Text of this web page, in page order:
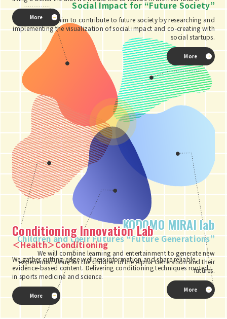
#杉上佐智枝 #松松亮吾 #汐留
#汐留サマースクール #浦野モモ #環境
#産業能率大学 #睡眠朗読 #神奈川宇宙サミット
#移動エンタメ #紙芝居文化の会 #絵本専門士
#絵本読み聞かせ #縦型ショートドラマ
#縦型動画 #虎ノ門 #虎ノ門ヒルズカフェ
#衛星データ #衛星画像 #読み寝かせ
#読み聞かせ #豊田紡織 #辻岡義堂
#集まれMy宇宙 #＃IMM #＃インパクト投資
#＃環境 #ＦＢＳ
More
ConditioningInnovation Lab
＜Health＞Conditioning
We gather cutting-edge wellness information and share reliable,
evidence-based content. Delivering conditioning techniques rooted
in sports medicine and science.
More
Social Impact for “Future Society”
We aim to contribute to future society by researching and
implementing the visualization of social impact and co-creating with
social startups.
More
KODOMO MIRAI lab
Children and their Futures “Future Generations”
We will combine learning and entertainment to generate new
experiential value for the children of the Alpha Generation and their
futures.
More